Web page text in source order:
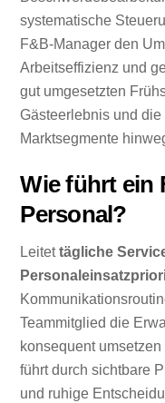
systematische
F&B-Manager den
Arbeitseffizienz und
gut umgesetzten
Gästeerlebnis und
Marktsegmente
Wie führt ein
Personal?
Leitettägliche
Teammitglied die
konsequent
führt durch sichtbare
und ruhige